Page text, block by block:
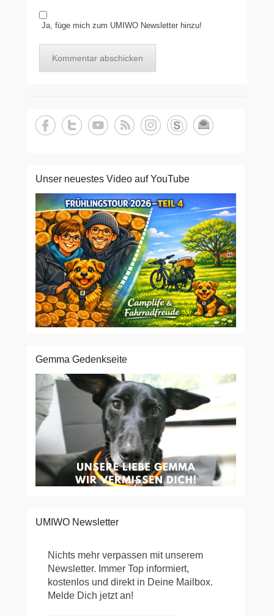
Ja, füge mich zum UMIWO Newsletter hinzu!
Unser neuestes Video auf YouTube
Gemma Gedenkseite
UMIWO Newsletter
Nichts mehr verpassen mit unserem
Newsletter. Immer Top informiert,
kostenlos und direkt in Deine Mailbox.
Melde Dich jetzt an!